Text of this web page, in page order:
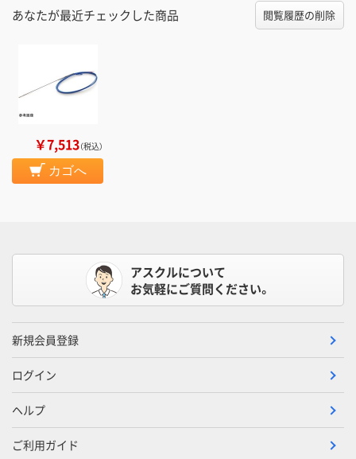
あなたが最近チェックした商品 閲覧履歴の削除
￥7,513（税込）
カゴへ
アスクルについて
お気軽にご質問ください。
新規会員登録
ログイン
ヘルプ
ご利用ガイド